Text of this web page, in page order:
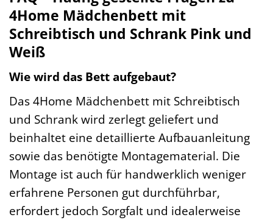
4Home Mädchenbett mit
Schreibtisch und Schrank Pink und
Weiß
Wie wird das Bett aufgebaut?
Das 4Home Mädchenbett mit Schreibtisch
und Schrank wird zerlegt geliefert und
beinhaltet eine detaillierte Aufbauanleitung
sowie das benötigte Montagematerial. Die
Montage ist auch für handwerklich weniger
erfahrene Personen gut durchführbar,
erfordert jedoch Sorgfalt und idealerweise